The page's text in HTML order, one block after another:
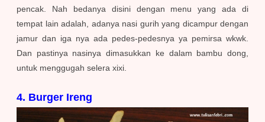
pencak. Nah bedanya disini dengan menu yang ada di
tempat lain adalah, adanya nasi gurih yang dicampur dengan
jamur dan iga nya ada pedes-pedesnya ya pemirsa wkwk.
Dan pastinya nasinya dimasukkan ke dalam bambu dong,
untuk menggugah selera xixi.
4. Burger Ireng